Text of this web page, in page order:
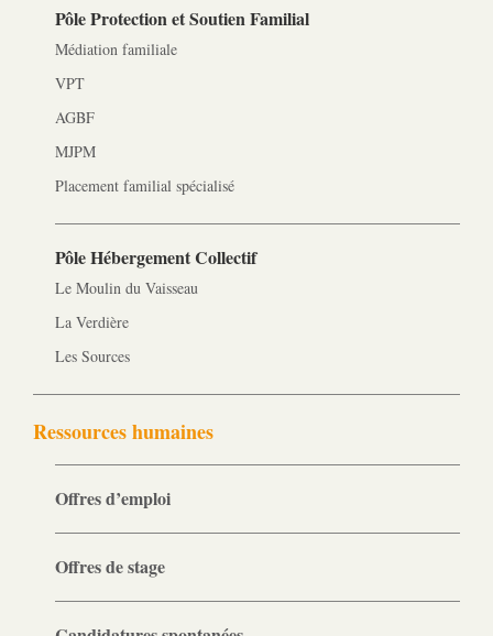
Pôle Protection et Soutien Familial
Médiation familiale
VPT
AGBF
MJPM
Placement familial spécialisé
Pôle Hébergement Collectif
Le Moulin du Vaisseau
La Verdière
Les Sources
Ressources humaines
Offres d’emploi
Offres de stage